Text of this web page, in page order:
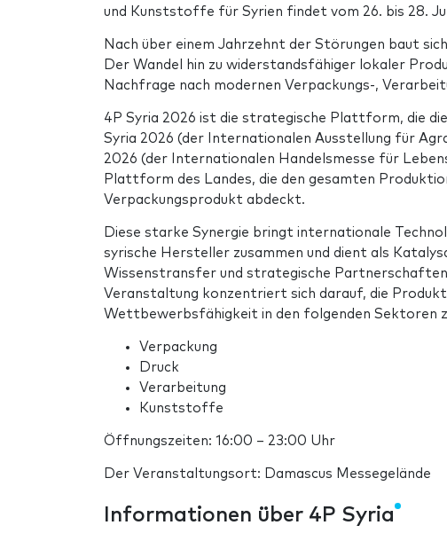
und Kunststoffe für Syrien findet vom 26. bis 28.
Nach über einem Jahrzehnt der Störungen baut
Der Wandel hin zu widerstandsfähiger lokaler
Nachfrage nach modernen Verpackungs-,
4P Syria 2026 ist die strategische Plattform, die
Syria 2026 (der Internationalen Ausstellung für
2026 (der Internationalen Handelsmesse für
Plattform des Landes, die den gesamten
Verpackungsprodukt abdeckt.
Diese starke Synergie bringt internationale
syrische Hersteller zusammen und dient als
Wissenstransfer und strategische
Veranstaltung konzentriert sich darauf, die
Wettbewerbsfähigkeit in den folgenden Sektoren
Verpackung
Druck
Verarbeitung
Kunststoffe
Öffnungszeiten: 16:00 – 23:00 Uhr
Der Veranstaltungsort: Damascus Messegelände
Informationen über 4P Syria